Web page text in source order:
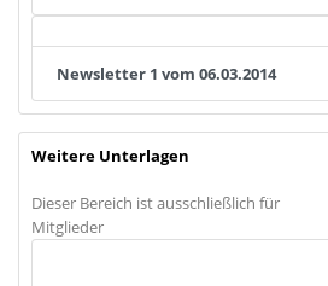
Newsletter 1 vom 06.03.2014
Weitere Unterlagen
Dieser Bereich ist ausschließlich für
Mitglieder